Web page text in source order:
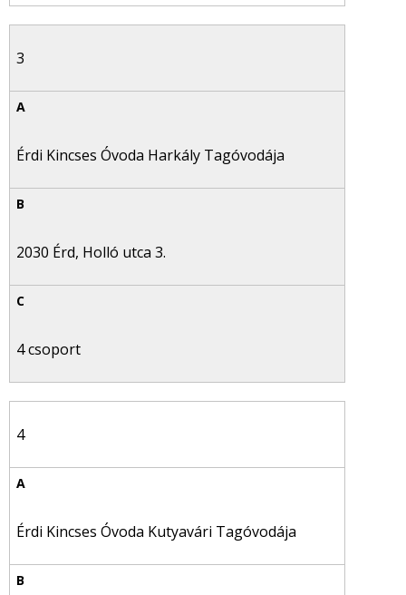
3
Érdi Kincses Óvoda Harkály Tagóvodája
2030 Érd, Holló utca 3.
4 csoport
4
Érdi Kincses Óvoda Kutyavári Tagóvodája